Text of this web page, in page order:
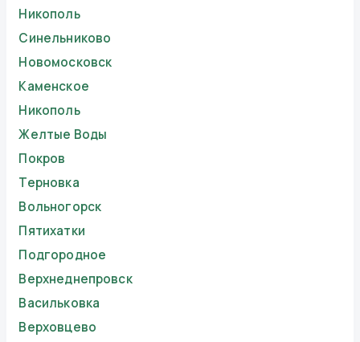
Никополь
Синельниково
Новомосковск
Каменское
Никополь
Желтые Воды
Покров
Терновка
Вольногорск
Пятихатки
Подгородное
Верхнеднепровск
Васильковка
Верховцево